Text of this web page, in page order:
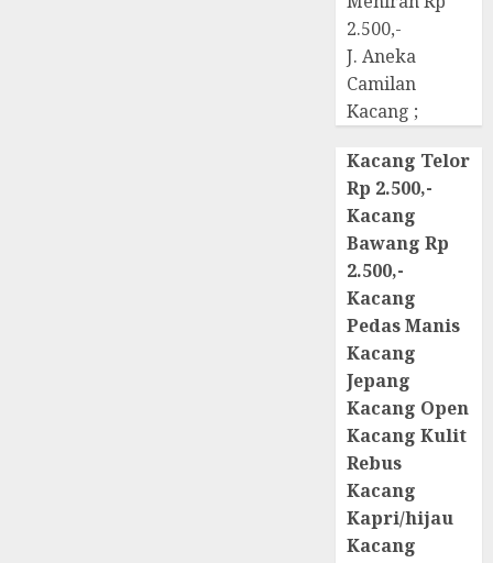
2.500,-
J. Aneka
Camilan
Kacang ;
Kacang Telor
Rp 2.500,-
Kacang
Bawang Rp
2.500,-
Kacang
Pedas Manis
Kacang
Jepang
Kacang Open
Kacang Kulit
Rebus
Kacang
Kapri/hijau
Kacang